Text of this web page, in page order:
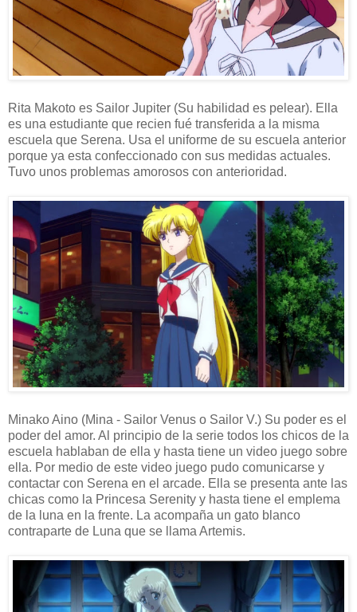
Rita Makoto es Sailor Jupiter (Su habilidad es pelear). Ella
es una estudiante que recien fué transferida a la misma
escuela que Serena. Usa el uniforme de su escuela anterior
porque ya esta confeccionado con sus medidas actuales.
Tuvo unos problemas amorosos con anterioridad.
Minako Aino (Mina - Sailor Venus o Sailor V.) Su poder es el
poder del amor. Al principio de la serie todos los chicos de la
escuela hablaban de ella y hasta tiene un video juego sobre
ella. Por medio de este video juego pudo comunicarse y
contactar con Serena en el arcade. Ella se presenta ante las
chicas como la Princesa Serenity y hasta tiene el emplema
de la luna en la frente. La acompaña un gato blanco
contraparte de Luna que se llama Artemis.